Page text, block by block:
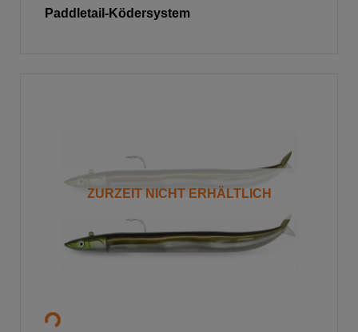
Paddletail-Ködersystem
ZURZEIT NICHT ERHÄLTLICH